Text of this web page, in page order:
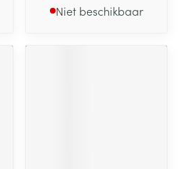
Niet beschikbaar